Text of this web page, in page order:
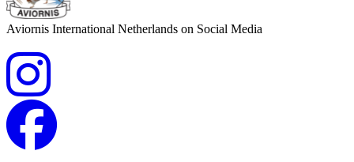
Aviornis International Netherlands on Social Media